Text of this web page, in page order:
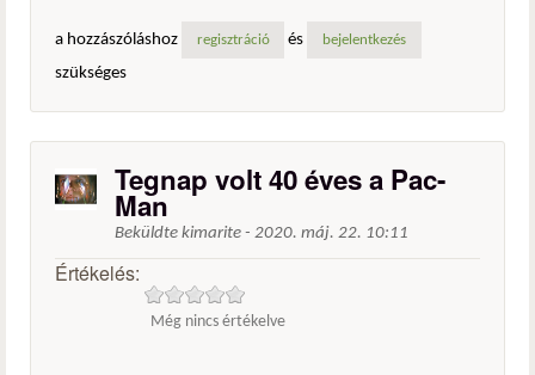
a hozzászóláshoz
regisztráció és bejelentkezés
szükséges
Tegnap volt 40 éves a Pac-
Man
Beküldte kimarite - 2020. máj. 22. 10:11
Értékelés:
Még nincs értékelve